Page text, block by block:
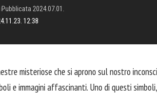
12:38
Pubblicata 2024.07.01.
misteriose che si aprono sul nostro
e immagini affascinanti. Uno di questi